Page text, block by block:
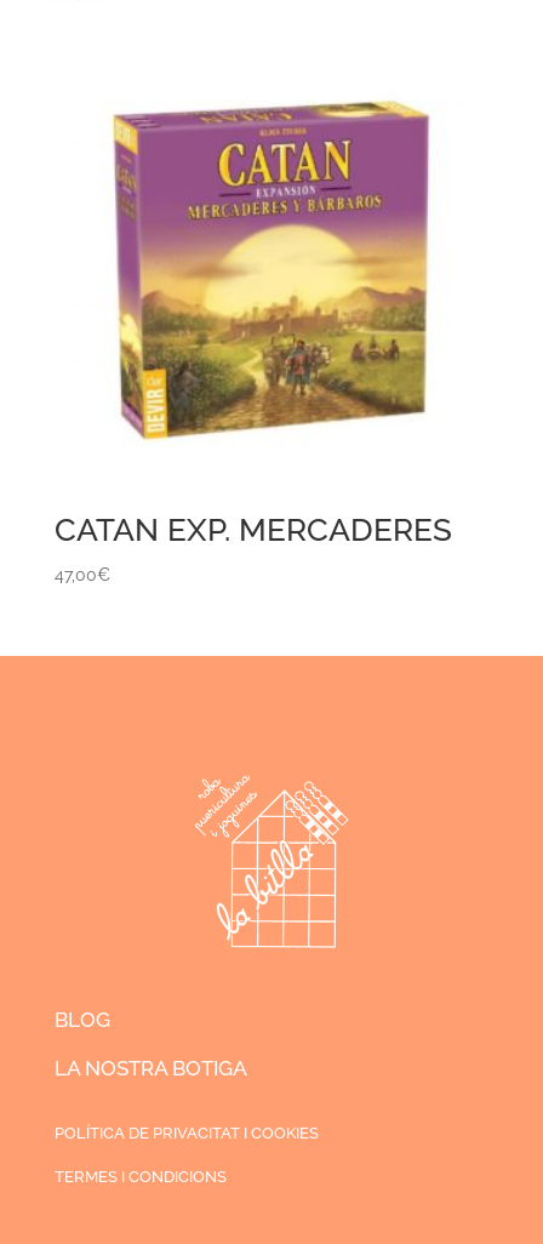
CATAN EXP. MERCADERES
47,00€
BLOG
LA NOSTRA BOTIGA
POLÍTICA DE PRIVACITAT I COOKIES
TERMES I CONDICIONS